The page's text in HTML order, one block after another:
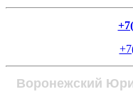
Воронежский